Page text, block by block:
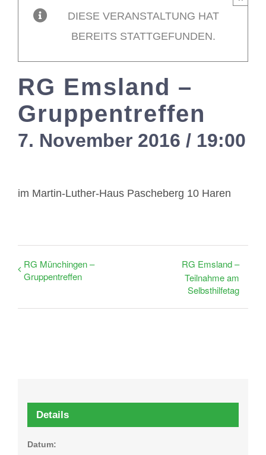
Mitglieder /
DIESE VERANSTALTUNG HAT
BEREITS STATTGEFUNDEN.
RG Emsland –
Gruppentreffen
7. November 2016 / 19:00
im Martin-Luther-Haus Pascheberg 10 Haren
RG Münchingen –
Gruppentreffen
RG Emsland –
Teilnahme am
Selbsthilfetag
Details
Datum: